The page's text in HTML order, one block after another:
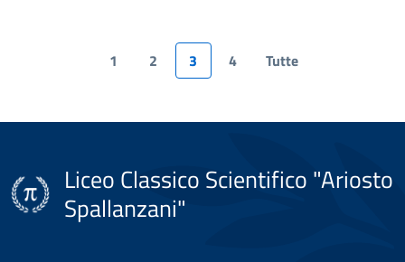
1 2 3 4 Tutte
Liceo Classico Scientifico "Ariosto
Spallanzani"